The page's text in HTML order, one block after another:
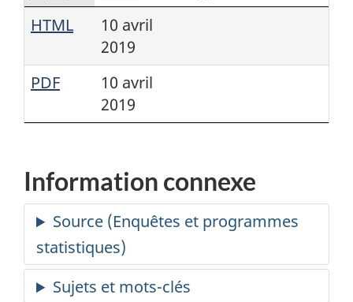
HTML
10 avril
2019
PDF
10 avril
2019
Information connexe